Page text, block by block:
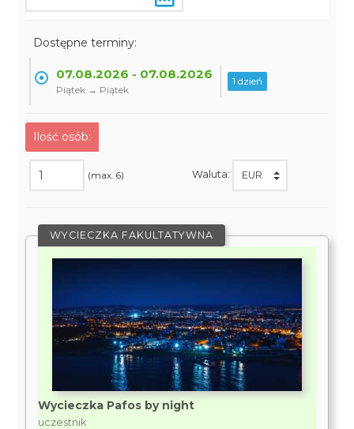
Dostępne terminy:
07.08.2026 - 07.08.2026
Piątek → Piątek
1 dzień
Ilość osób:
(max. 6) Waluta:
WYCIECZKA FAKULTATYWNA
Wycieczka Pafos by night
uczestnik